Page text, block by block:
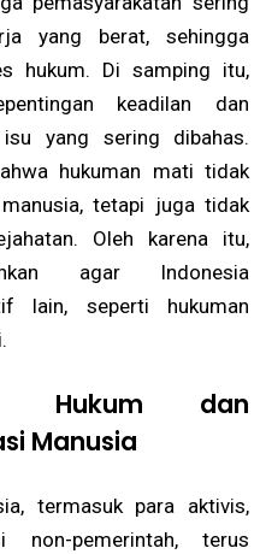
yang berat, sehingga
hukum. Di samping itu,
keadilan dan
yang sering dibahas.
hukuman mati tidak
tetapi juga tidak
Oleh karena itu,
agar Indonesia
lain, seperti hukuman
Hukum dan
Manusia
termasuk para aktivis,
non-pemerintah, terus